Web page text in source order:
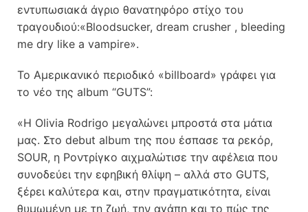
εντυπωσιακά άγριο θανατηφόρο στίχο του
τραγουδιού:«Bloodsucker, dream crusher , bleeding
me dry like a vampire».
Το Αμερικανικό περιοδικό «billboard» γράφει για
το νέο της album “GUTS”:
«Η Olivia Rodrigo μεγαλώνει μπροστά στα μάτια
μας. Στο debut album της που έσπασε τα ρεκόρ,
SOUR, η Ροντρίγκο αιχμαλώτισε την αφέλεια που
συνοδεύει την εφηβική θλίψη – αλλά στο GUTS,
ξέρει καλύτερα και, στην πραγματικότητα, είναι
θυμωμένη με τη ζωή, την αγάπη και το πώς της